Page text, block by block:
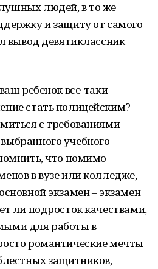
людей, в то же
и защиту от самого
вывод девятиклассник
ребенок все-таки
стать полицейским?
с требованиями
учебного
что помимо
в вузе или колледже,
экзамен – экзамен
ли подросток качествами,
для работы в
романтические мечты
защитников,